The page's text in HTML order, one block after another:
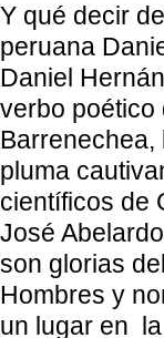
Y qué decir
peruana
Daniel
verbo poético
Barrenechea,
pluma
científicos de
José
son glorias
Hombres y
un lugar en